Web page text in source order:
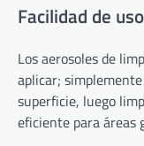
Facilidad de
Los aerosoles de
aplicar;
superficie, luego
eficiente para áreas